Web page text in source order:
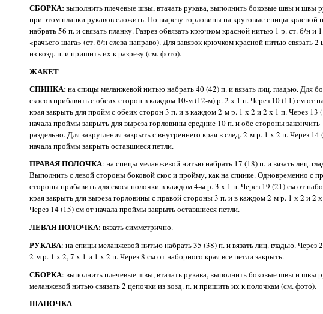
СБОРКА:выполнить плечевые швы, втачать рукава, выполнить боковые швы и швы
при этом планки рукавов сложить. По вырезу горловины на круговые спицы красной
набрать 56 п. и связать планку. Разрез обвязать крючком красной нитью 1 р. ст. б/н и
«рачьего шага» (ст. б/н слева направо). Для завязок крючком красной нитью связать 2
из возд. п. и пришить их к разрезу (см. фото).
ЖАКЕТ
СПИНКА:на спицы меланжевой нитью набрать 40 (42) п. и вязать лиц. гладью. Для
скосов прибавить с обеих сторон в каждом 10-м (12-м) р. 2 х 1 п. Через 10 (11) см от
края закрыть для пройм с обеих сторон 3 п. и в каждом 2-м р. 1 х 2 и 2 х 1 п. Через 13
начала проймы закрыть для выреза горловины средние 10 п. и обе стороны закончить
раздельно. Для закругления закрыть с внутреннего края в след. 2-м р. 1 х 2 п. Через
начала проймы закрыть оставшиеся петли.
ПРАВАЯ ПОЛОЧКА: на спицы меланжевой нитью набрать 17 (18) п. и вязать лиц.
Выполнить с левой стороны боковой скос и пройму, как на спинке. Одновременно с
стороны прибавить для скоса полочки в каждом 4-м р. 3 х 1 п. Через 19 (21) см от
края закрыть для выреза горловины с правой стороны 3 п. и в каждом 2-м р. 1 х 2 и 2
Через 14 (15) см от начала проймы закрыть оставшиеся петли.
ЛЕВАЯ ПОЛОЧКА: вязать симметрично.
РУКАВА: на спицы меланжевой нитью набрать 35 (38) п. и вязать лиц. гладью.
2-м р. 1 х 2, 7 х 1 и 1 х 2 п. Через 8 см от наборного края все петли закрыть.
СБОРКА: выполнить плечевые швы, втачать рукава, выполнить боковые швы и швы
меланжевой нитью связать 2 цепочки из возд. п. и пришить их к полочкам (см. фото).
ШАПОЧКА